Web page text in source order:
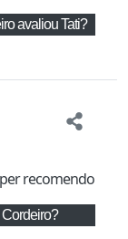
avaliouTati?
recomendo
?